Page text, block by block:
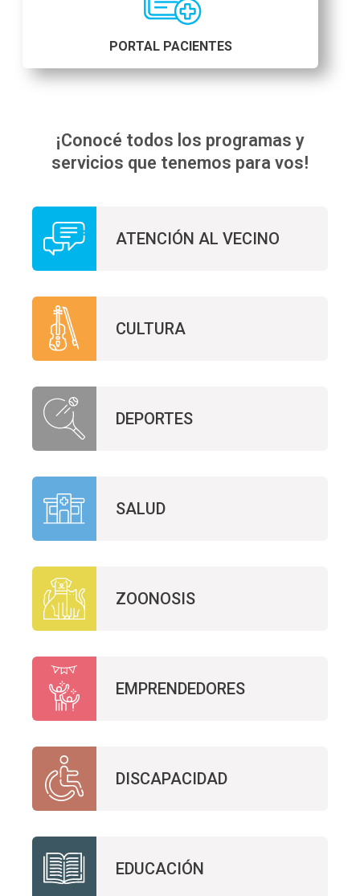
PORTAL PACIENTES
¡Conocé todos los programas y
servicios que tenemos para vos!
ATENCIÓN AL VECINO
CULTURA
DEPORTES
SALUD
ZOONOSIS
EMPRENDEDORES
DISCAPACIDAD
EDUCACIÓN